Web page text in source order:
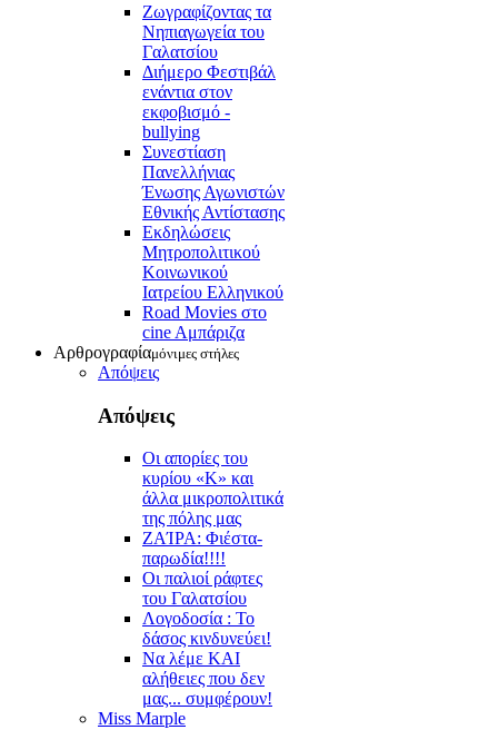
Ζωγραφίζοντας τα
Νηπιαγωγεία του
Γαλατσίου
Διήμερο Φεστιβάλ
ενάντια στον
εκφοβισμό -
bullying
Συνεστίαση
Πανελλήνιας
Ένωσης Αγωνιστών
Εθνικής Αντίστασης
Εκδηλώσεις
Μητροπολιτικού
Κοινωνικού
Ιατρείου Ελληνικού
Road Movies στο
cine Aμπάριζα
Αρθρογραφίαμόνιμες στήλες
Απόψεις
Απόψεις
Οι απορίες του
κυρίου «Κ» και
άλλα μικροπολιτικά
της πόλης μας
ZAΊΡΑ: Φιέστα-
παρωδία!!!!
Οι παλιοί ράφτες
του Γαλατσίου
Λογοδοσία : Το
δάσος κινδυνεύει!
Να λέμε ΚΑΙ
αλήθειες που δεν
μας... συμφέρουν!
Miss Marple